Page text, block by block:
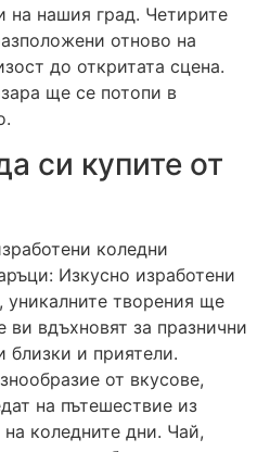
на нашия град. Четирите
отново на
до откритата сцена.
ще се потопи в
си купите от
коледни
Изкусно изработени
уникалните творения ще
ви вдъхновят за празнични
близки и приятели.
от вкусове,
на пътешествие из
коледните дни. Чай,